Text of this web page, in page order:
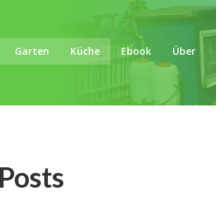
Garten Küche Ebook Über